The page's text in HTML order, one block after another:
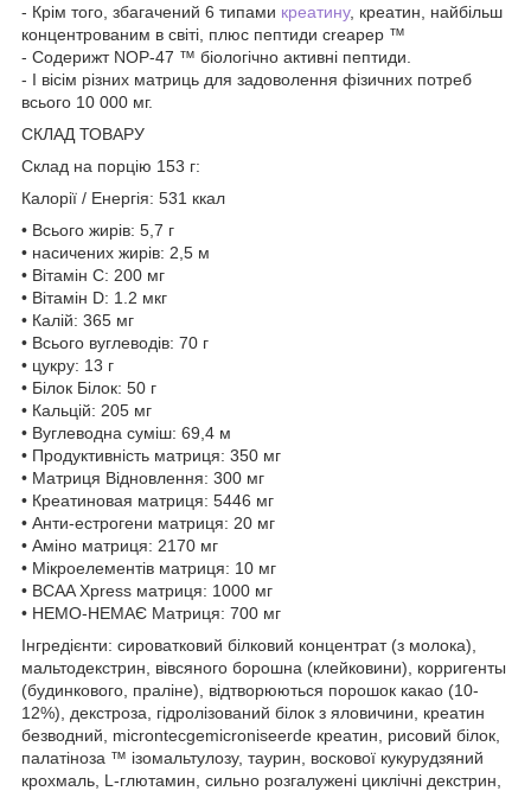
- Крім того, збагачений 6 типами креатину, креатин, найбільш
концентрованим в світі, плюс пептиди creapep ™
- Содерижт NOP-47 ™ біологічно активні пептиди.
- І вісім різних матриць для задоволення фізичних потреб
всього 10 000 мг.
СКЛАД ТОВАРУ
Склад на порцію 153 г:
Калорії / Енергія: 531 ккал
• Всього жирів: 5,7 г
• насичених жирів: 2,5 м
• Вітамін С: 200 мг
• Вітамін D: 1.2 мкг
• Калій: 365 мг
• Всього вуглеводів: 70 г
• цукру: 13 г
• Білок Білок: 50 г
• Кальцій: 205 мг
• Вуглеводна суміш: 69,4 м
• Продуктивність матриця: 350 мг
• Матриця Відновлення: 300 мг
• Креатиновая матриця: 5446 мг
• Анти-естрогени матриця: 20 мг
• Аміно матриця: 2170 мг
• Мікроелементів матриця: 10 мг
• BCAA Xpress матриця: 1000 мг
• НЕМО-НЕМАЄ Матриця: 700 мг
Інгредієнти: сироватковий білковий концентрат (з молока),
мальтодекстрин, вівсяного борошна (клейковини), корригенты
(будинкового, праліне), відтворюються порошок какао (10-
12%), декстроза, гідролізований білок з яловичини, креатин
безводний, microntecgemicroniseerde креатин, рисовий білок,
палатіноза ™ ізомальтулозу, таурин, воскової кукурудзяний
крохмаль, L-глютамин, сильно розгалужені циклічні декстрин,